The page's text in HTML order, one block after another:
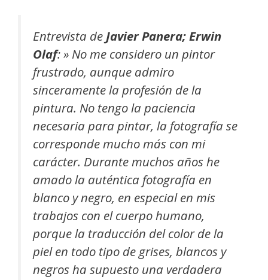
Entrevista de Javier Panera; Erwin
Olaf:» No me considero un pintor
frustrado, aunque admiro
sinceramente la profesión de la
pintura. No tengo la paciencia
necesaria para pintar, la fotografía se
corresponde mucho más con mi
carácter. Durante muchos años he
amado la auténtica fotografía en
blanco y negro, en especial en mis
trabajos con el cuerpo humano,
porque la traducción del color de la
piel en todo tipo de grises, blancos y
negros ha supuesto una verdadera